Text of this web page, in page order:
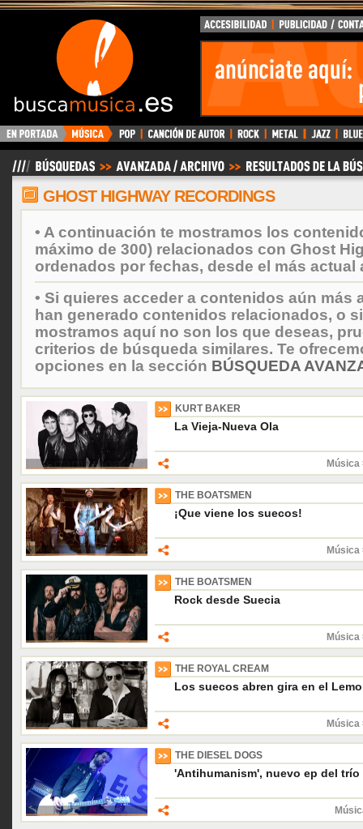
BuscaMusica.es
GHOST HIGHWAY RECORDINGS
• A continuación te mostramos los
máximo de 300) relacionados con Ghost
ordenados por fechas, desde el más actual
• Si quieres acceder a contenidos aún más
han generado contenidos relacionados, o
mostramos aquí no son los que deseas,
criterios de búsqueda similares. Te
opciones en la sección BÚSQUEDA
KURT BAKER
La Vieja-Nueva Ola
Música
THE BOATSMEN
¡Que viene los suecos!
Música
THE BOATSMEN
Rock desde Suecia
Música
THE ROYAL CREAM
Los suecos abren gira en el
Música
THE DIESEL DOGS
'Antihumanism', nuevo ep del trío